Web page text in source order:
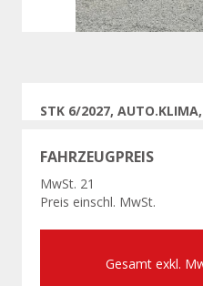
STK 6/2027,
FAHRZEUGPREIS
MwSt. 21
Preis einschl. MwSt.
Gesamt exkl.